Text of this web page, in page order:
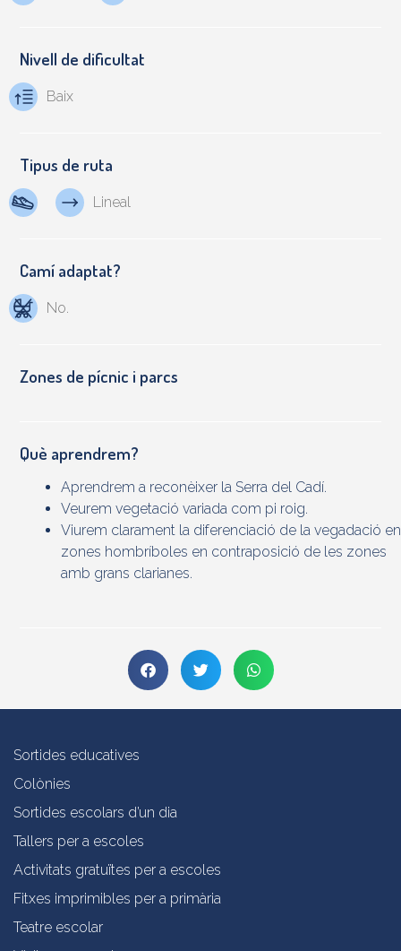
Nivell de dificultat
Baix
Tipus de ruta
Lineal
Camí adaptat?
No.
Zones de pícnic i parcs
Què aprendrem?
Aprendrem a reconèixer la Serra del Cadí.
Veurem vegetació variada com pi roig.
Viurem clarament la diferenciació de la vegadació en
zones hombríboles en contraposició de les zones
amb grans clarianes.
Sortides educatives
Colònies
Sortides escolars d’un dia
Tallers per a escoles
Activitats gratuïtes per a escoles
Fitxes imprimibles per a primària
Teatre escolar